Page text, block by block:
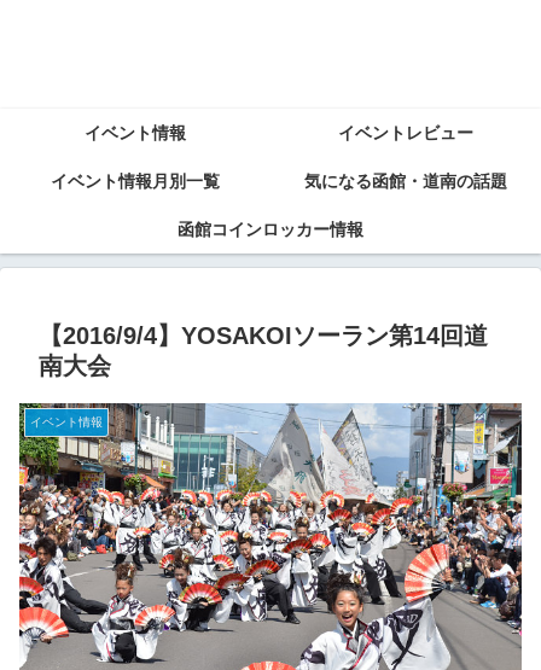
イベント情報 イベントレビュー
イベント情報月別一覧 気になる函館・道南の話題
函館コインロッカー情報
【2016/9/4】YOSAKOIソーラン第14回道
南大会
イベント情報